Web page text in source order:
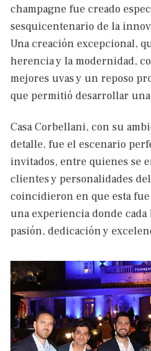
champagne fue creado
sesquicentenario de la
Una creación excepcional,
herencia y la modernidad,
mejores uvas y un reposo
que permitió desarrollar
Casa Corbellani, con su
detalle, fue el escenario
invitados, entre quienes se
clientes y personalidades
coincidieron en que esta
una experiencia donde
pasión, dedicación y